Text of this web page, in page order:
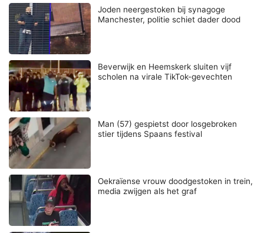
Joden neergestoken bij synagoge
Manchester, politie schiet dader dood
Beverwijk en Heemskerk sluiten vijf
scholen na virale TikTok-gevechten
Man (57) gespietst door losgebroken
stier tijdens Spaans festival
Oekraïense vrouw doodgestoken in trein,
media zwijgen als het graf